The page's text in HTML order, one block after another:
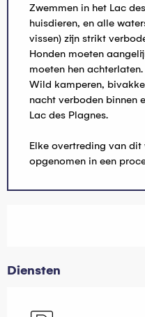
Zwemmen in het Lac
huisdieren, en alle
vissen) zijn strikt
Honden moeten
moeten hen achterlaten.
Wild kamperen,
nacht verboden binnen
Lac des Plagnes.
Elke overtreding van
opgenomen in een
Diensten